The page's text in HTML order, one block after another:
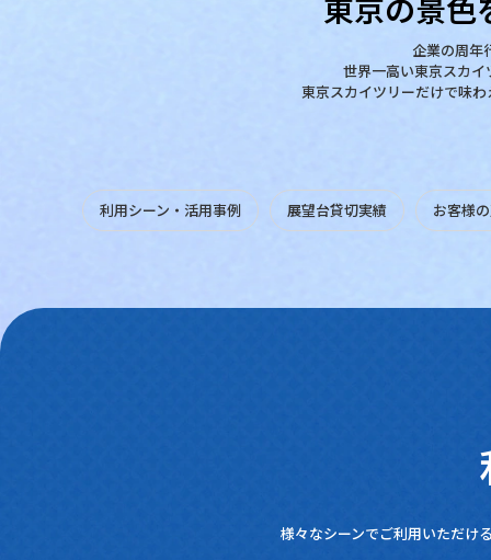
企業の周年
世界一高い東京スカ
東京スカイツリーだけで味
利用シーン・ 活用事例利用シーン・活用事例
展望台貸切実績 お客様
様々なシーンでご利用いただけ